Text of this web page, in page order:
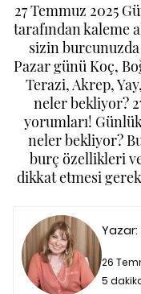
27 Temmuz 2025
tarafından kaleme
sizin
Pazar günü Koç,
Terazi, Akrep,
neler bekliyor?
yorumları!
neler bekliyor?
burç özellikleri
dikkat etmesi
Yazar:
26
5